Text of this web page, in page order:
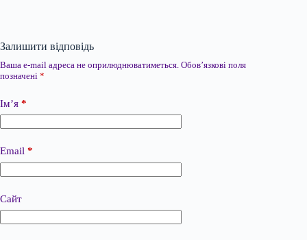
Залишити відповідь
Ваша e-mail адреса не оприлюднюватиметься. Обов’язкові поля
позначені *
Ім’я *
Email *
Сайт